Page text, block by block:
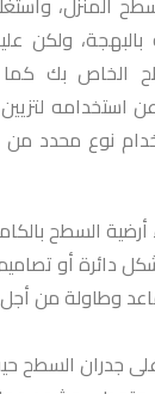
بالبهجة، ولكن
الخاص بك
استخدامه
نوع محدد
السطح
دائرة أو
وطاولة من
جدران السطح